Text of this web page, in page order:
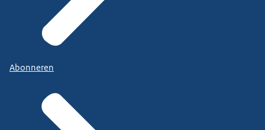
Abonneren